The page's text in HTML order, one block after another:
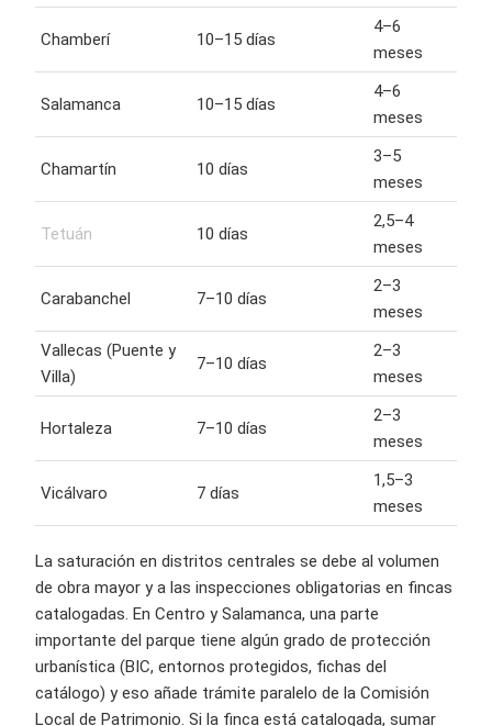
Chamberí 10–15 días
4–6
meses
Salamanca 10–15 días
4–6
meses
Chamartín 10 días
3–5
meses
Tetuán 10 días
2,5–4
meses
Carabanchel 7–10 días
2–3
meses
Vallecas (Puente y
Villa)
7–10 días
2–3
meses
Hortaleza 7–10 días
2–3
meses
Vicálvaro 7 días
1,5–3
meses
La saturación en distritos centrales se debe al volumen
de obra mayor y a las inspecciones obligatorias en fincas
catalogadas. En Centro y Salamanca, una parte
importante del parque tiene algún grado de protección
urbanística (BIC, entornos protegidos, fichas del
catálogo) y eso añade trámite paralelo de la Comisión
Local de Patrimonio. Si la finca está catalogada, sumar